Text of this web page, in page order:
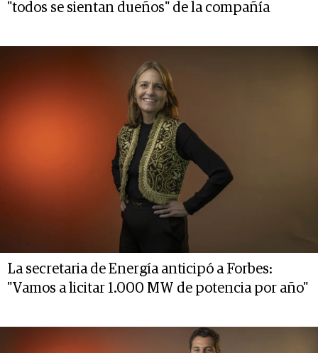
"todos se sientan dueños" de la compañía
La secretaria de Energía anticipó a Forbes:
"Vamos a licitar 1.000 MW de potencia por año"